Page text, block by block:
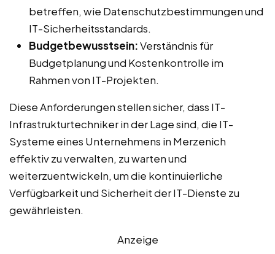
betreffen, wie Datenschutzbestimmungen und
IT-Sicherheitsstandards.
Budgetbewusstsein:Verständnis für
Budgetplanung und Kostenkontrolle im
Rahmen von IT-Projekten.
Diese Anforderungen stellen sicher, dass IT-
Infrastrukturtechniker in der Lage sind, die IT-
Systeme eines Unternehmens in Merzenich
effektiv zu verwalten, zu warten und
weiterzuentwickeln, um die kontinuierliche
Verfügbarkeit und Sicherheit der IT-Dienste zu
gewährleisten.
Anzeige